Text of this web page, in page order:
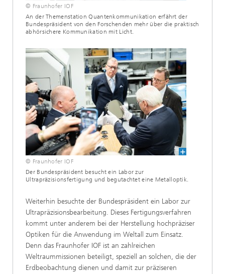
© Fraunhofer IOF
An der Themenstation Quantenkommunikation erfährt der
Bundespräsident von den Forschenden mehr über die praktisch
abhörsichere Kommunikation mit Licht.
© Fraunhofer IOF
Der Bundespräsident besucht ein Labor zur
Ultrapräzisionsfertigung und begutachtet eine Metalloptik.
Weiterhin besuchte der Bundespräsident ein Labor zur
Ultrapräzisionsbearbeitung. Dieses Fertigungsverfahren
kommt unter anderem bei der Herstellung hochpräziser
Optiken für die Anwendung im Weltall zum Einsatz.
Denn das Fraunhofer IOF ist an zahlreichen
Weltraummissionen beteiligt, speziell an solchen, die der
Erdbeobachtung dienen und damit zur präziseren